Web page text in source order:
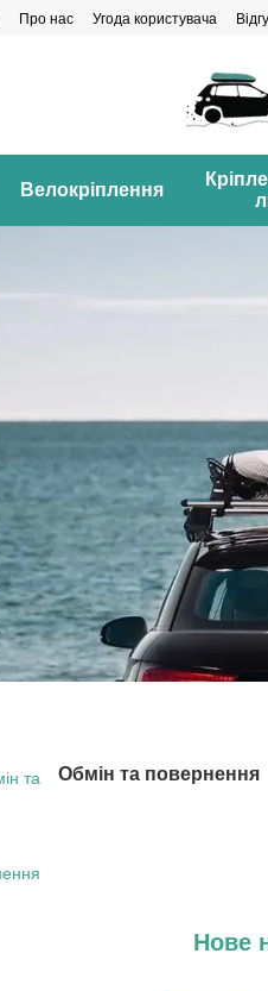
Про нас Угода користувача
Велокріплення
Обмін та повернення
Нове